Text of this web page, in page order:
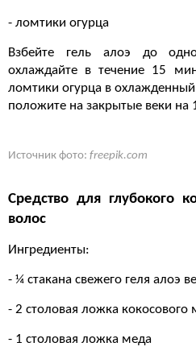
- ломтики огурца
Взбейте гель алоэ до
охлаждайте в течение 15
ломтики огурца в
положите на закрытые веки на
Источник фото: freepik.com
Средство для глубокого
волос
Ингредиенты:
- ¼ стакана свежего геля алоэ
- 2 столовая ложка кокосового
- 1 столовая ложка меда